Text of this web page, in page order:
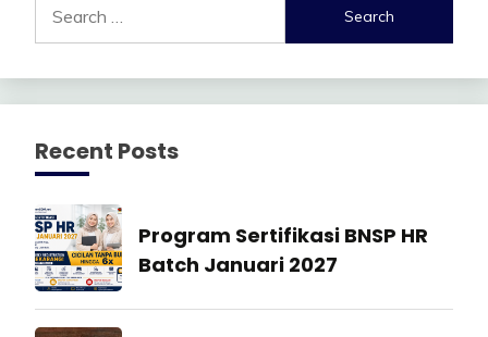
for:
Recent Posts
Manajemen
SDM
Program Sertifikasi BNSP HR
Batch Januari 2027
27